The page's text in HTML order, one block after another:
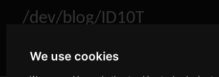
We use cookies
/dev/blog/ID10T
Home About Archive